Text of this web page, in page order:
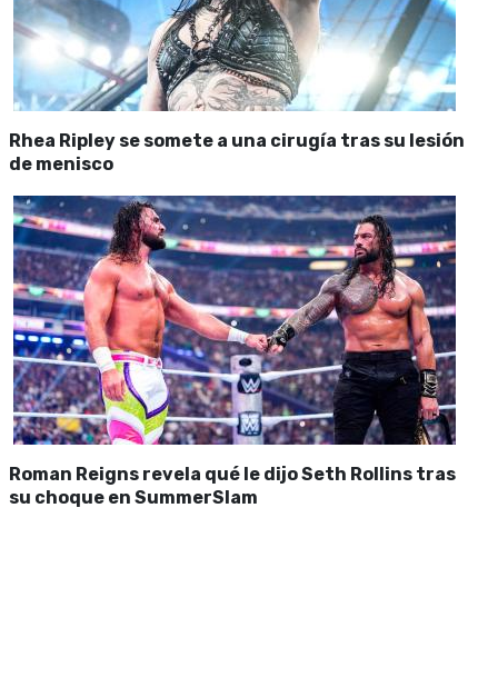
Rhea Ripley se somete a una cirugía tras su lesión
de menisco
Roman Reigns revela qué le dijo Seth Rollins tras
su choque en SummerSlam